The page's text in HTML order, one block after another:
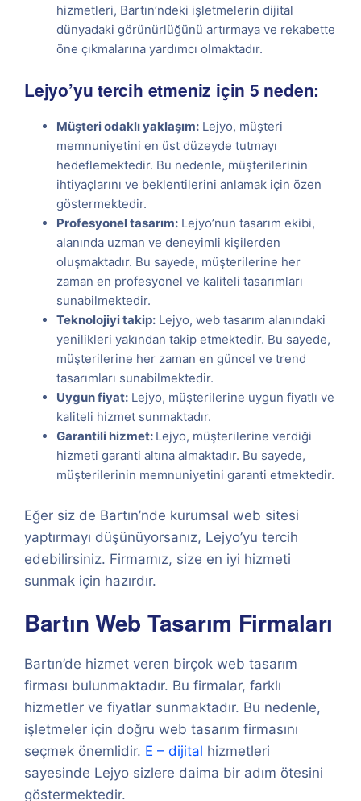
hizmetleri, Bartın’ndeki işletmelerin dijital
dünyadaki görünürlüğünü artırmaya ve rekabette
öne çıkmalarına yardımcı olmaktadır.
Lejyo’yu tercih etmeniz için 5 neden:
Müşteri odaklı yaklaşım: Lejyo, müşteri
memnuniyetini en üst düzeyde tutmayı
hedeflemektedir. Bu nedenle, müşterilerinin
ihtiyaçlarını ve beklentilerini anlamak için özen
göstermektedir.
Profesyonel tasarım: Lejyo’nun tasarım ekibi,
alanında uzman ve deneyimli kişilerden
oluşmaktadır. Bu sayede, müşterilerine her
zaman en profesyonel ve kaliteli tasarımları
sunabilmektedir.
Teknolojiyi takip: Lejyo, web tasarım alanındaki
yenilikleri yakından takip etmektedir. Bu sayede,
müşterilerine her zaman en güncel ve trend
tasarımları sunabilmektedir.
Uygun fiyat: Lejyo, müşterilerine uygun fiyatlı ve
kaliteli hizmet sunmaktadır.
Garantili hizmet: Lejyo, müşterilerine verdiği
hizmeti garanti altına almaktadır. Bu sayede,
müşterilerinin memnuniyetini garanti etmektedir.
Eğer siz de Bartın’nde kurumsal web sitesi
yaptırmayı düşünüyorsanız, Lejyo’yu tercih
edebilirsiniz. Firmamız, size en iyi hizmeti
sunmak için hazırdır.
Bartın Web Tasarım Firmaları
Bartın’de hizmet veren birçok web tasarım
firması bulunmaktadır. Bu firmalar, farklı
hizmetler ve fiyatlar sunmaktadır. Bu nedenle,
işletmeler için doğru web tasarım firmasını
seçmek önemlidir. E – dijital hizmetleri
sayesinde Lejyo sizlere daima bir adım ötesini
göstermektedir.